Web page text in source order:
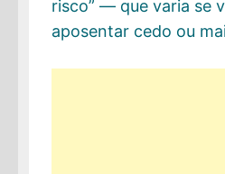
risco” — que varia se
aposentar cedo ou